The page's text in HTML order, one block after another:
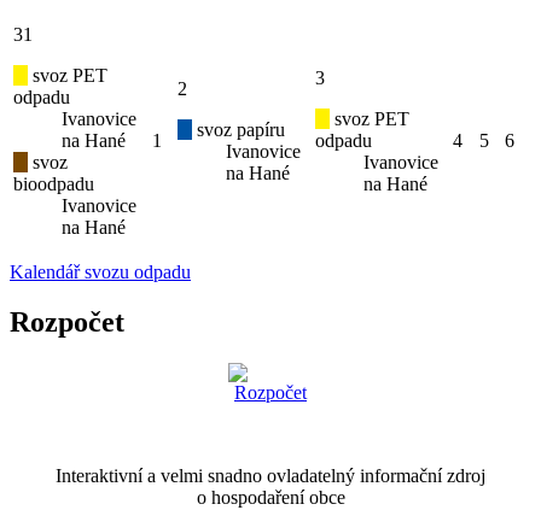
31
svoz PET
odpadu
Ivanovice
na Hané
svoz
bioodpadu
Ivanovice
na Hané
1
2
svoz papíru
Ivanovice
na Hané
3
svoz PET
odpadu
Ivanovice
na Hané
4 5 6
Kalendář svozu odpadu
Rozpočet
Interaktivní a velmi snadno ovladatelný informační zdroj
o hospodaření obce